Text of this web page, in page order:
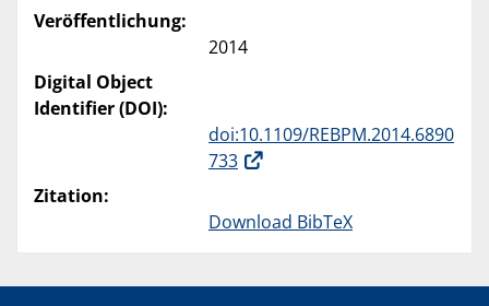
Veröffentlichung:
2014
Digital Object
Identifier (DOI):
doi:10.1109/REBPM.2014.6890
733
Zitation:
Download BibTeX